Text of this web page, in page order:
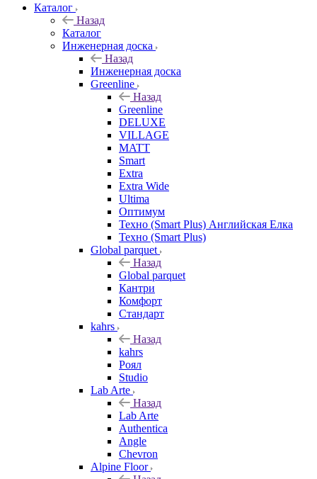
Каталог
Назад
Каталог
Инженерная доска
Назад
Инженерная доска
Greenline
Назад
Greenline
DELUXE
VILLAGE
MATT
Smart
Extra
Extra Wide
Ultima
Оптимум
Техно (Smart Plus) Английская Елка
Техно (Smart Plus)
Global parquet
Назад
Global parquet
Кантри
Комфорт
Стандарт
kahrs
Назад
kahrs
Роял
Studio
Lab Arte
Назад
Lab Arte
Authentica
Angle
Chevron
Alpine Floor